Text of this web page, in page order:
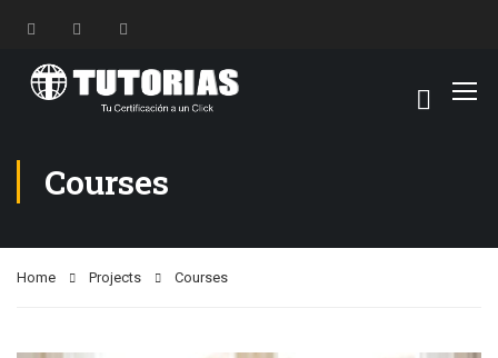
Courses
Home Projects Courses